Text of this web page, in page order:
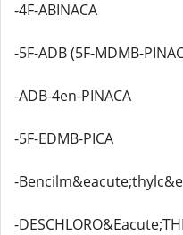
-4F-ABINACA
-5F-ADB (5F-MDMB-
-ADB-4en-PINACA
-5F-EDMB-PICA
-
-